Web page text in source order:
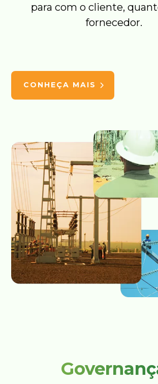
para com o cliente,
fornecedor.
CONHEÇA MAIS